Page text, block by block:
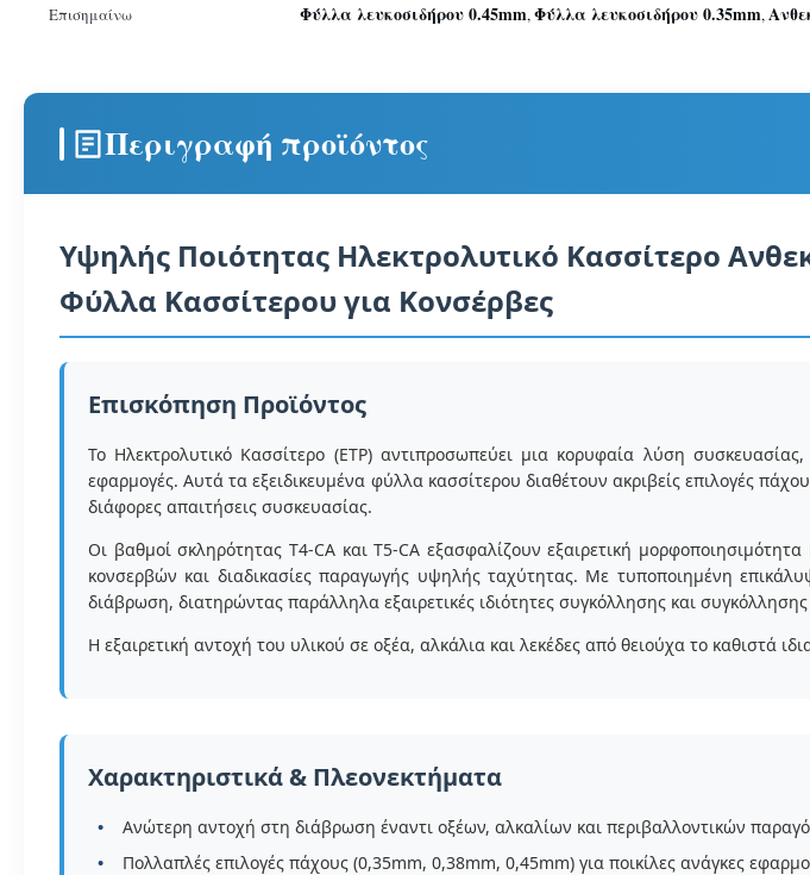
Επισημαίνω
Φύλλα λευκοσιδήρου 0.45mm,Φύλλα λευκοσιδήρου 0.35mm,
Περιγραφή προϊόντος
Υψηλής Ποιότητας Ηλεκτρολυτικό Κασσίτερο
Φύλλα Κασσίτερου για Κονσέρβες
Επισκόπηση Προϊόντος
Το Ηλεκτρολυτικό Κασσίτερο (ETP) αντιπροσωπεύει μια κορυφαία λύση
εφαρμογές. Αυτά τα εξειδικευμένα φύλλα κασσίτερου διαθέτουν ακριβείς επιλογές
διάφορες απαιτήσεις συσκευασίας.
Οι βαθμοί σκληρότητας T4-CA και T5-CA εξασφαλίζουν εξαιρετική
κονσερβών και διαδικασίες παραγωγής υψηλής ταχύτητας. Με τυποποιημένη
διάβρωση, διατηρώντας παράλληλα εξαιρετικές ιδιότητες συγκόλλησης και
Η εξαιρετική αντοχή του υλικού σε οξέα, αλκάλια και λεκέδες από θειούχα το καθιστά
Χαρακτηριστικά & Πλεονεκτήματα
Ανώτερη αντοχή στη διάβρωση έναντι οξέων, αλκαλίων και περιβαλλοντικών
Πολλαπλές επιλογές πάχους (0,35mm, 0,38mm, 0,45mm) για ποικίλες ανάγκες